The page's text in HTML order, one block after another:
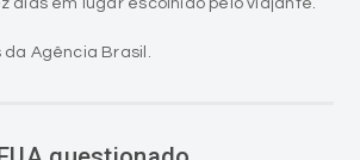
dias em lugar escolhido pelo viajante.
Agência Brasil.